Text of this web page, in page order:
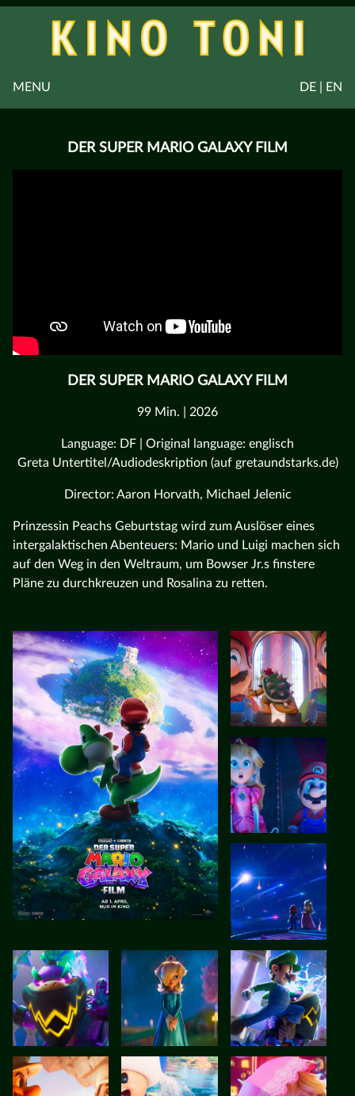
DE | EN
MENU
DER SUPER MARIO GALAXY FILM
DER SUPER MARIO GALAXY FILM
99 Min. | 2026
Language: DF | Original language: englisch
Greta Untertitel/Audiodeskription (auf gretaundstarks.de)
Director: Aaron Horvath, Michael Jelenic
Prinzessin Peachs Geburtstag wird zum Auslöser eines
intergalaktischen Abenteuers: Mario und Luigi machen sich
auf den Weg in den Weltraum, um Bowser Jr.s finstere
Pläne zu durchkreuzen und Rosalina zu retten.